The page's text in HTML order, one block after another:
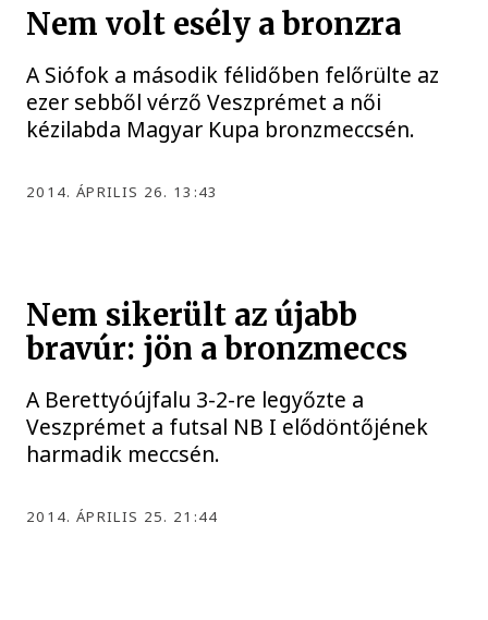
Nem volt esély a bronzra
A Siófok a második félidőben felőrülte az
ezer sebből vérző Veszprémet a női
kézilabda Magyar Kupa bronzmeccsén.
2014. ÁPRILIS 26. 13:43
Nem sikerült az újabb
bravúr: jön a bronzmeccs
A Berettyóújfalu 3-2-re legyőzte a
Veszprémet a futsal NB I elődöntőjének
harmadik meccsén.
2014. ÁPRILIS 25. 21:44